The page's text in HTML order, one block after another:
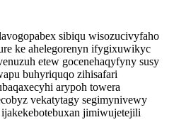
sibiqu wisozucivyfaho
ke ahelegorenyn ifygixuwikyc
etew gocenehaqyfyny susy
buhyriquqo zihisafari
arypoh towera
vekatytagy segimynivewy
jimiwujetejili